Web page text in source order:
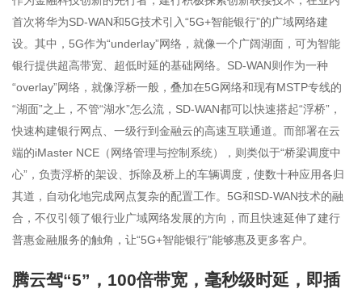
首次将华为SD-WAN和5G技术引入“5G+智能银行”的广域网络建
设。其中，5G作为“underlay”网络，就像一个广阔湖面，可为智能
银行提供超高带宽、超低时延的基础网络。SD-WAN则作为一种
“overlay”网络，就像浮桥一般，叠加在5G网络和现有MSTP专线的
“湖面”之上，不管“湖水”怎么流，SD-WAN都可以快速搭起“浮桥”，
快速构建银行网点、一级行到金融云的高速互联通道。而部署在云
端的iMaster NCE（网络管理与控制系统），则类似于“桥梁调度中
心”，负责浮桥的架设、拆除及桥上的车辆调度，使数十种应用各归
其道，自动化地完成网点复杂的配置工作。5G和SD-WAN技术的融
合，不仅引领了银行业广域网络发展的方向，而且快速延伸了建行
普惠金融服务的触角，让“5G+智能银行”能够惠及更多客户。
腾云驾“5”，100倍带宽，毫秒级时延，即插